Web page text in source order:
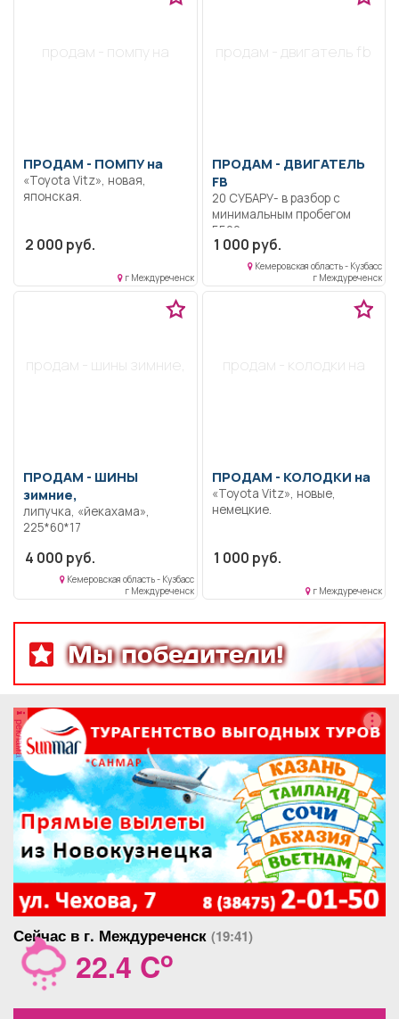
продам - помпу на
ПРОДАМ - ПОМПУ на
«Toyota Vitz», новая,
японская.
2 000 руб.
г Междуреченск
продам - двигатель fb
ПРОДАМ - ДВИГАТЕЛЬ
FB
20 СУБАРУ- в разбор c
минимальным пробегом
5500 км
1 000 руб.
Кемеровская область - Кузбасс
г Междуреченск
продам - шины зимние,
ПРОДАМ - ШИНЫ
зимние,
липучка, «йекахама»,
225*60*17
4 000 руб.
Кемеровская область - Кузбасс
г Междуреченск
продам - колодки на
ПРОДАМ - КОЛОДКИ на
«Toyota Vitz», новые,
немецкие.
1 000 руб.
г Междуреченск
Мы победители!
реклама
Сейчас в г. Междуреченск (19:41)
22.4 Co